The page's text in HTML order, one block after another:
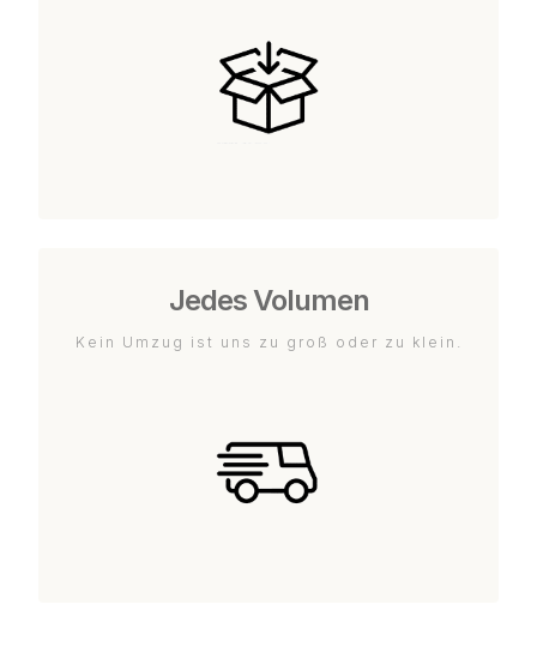
Jedes Volumen
Kein Umzug ist uns zu groß oder zu klein.